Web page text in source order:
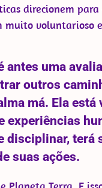
direcionem para
muito voluntarioso
antes uma
outros
má. Ela está
experiências
disciplinar, terá
suas ações.